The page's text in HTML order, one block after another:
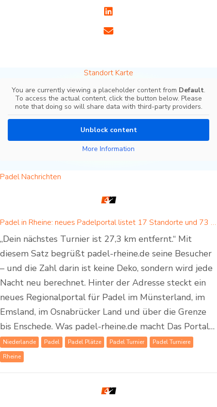
Standort Karte
You are currently viewing a placeholder content from Default.
To access the actual content, click the button below. Please
note that doing so will share data with third-party providers.
Unblock content
More Information
Padel Nachrichten
Padel in Rheine: neues Padelportal listet 17 Standorte und 73 Padel-Courts in Rheine und Umgebung
„Dein nächstes Turnier ist 27,3 km entfernt.“ Mit
diesem Satz begrüßt padel-rheine.de seine Besucher
– und die Zahl darin ist keine Deko, sondern wird jede
Nacht neu berechnet. Hinter der Adresse steckt ein
neues Regionalportal für Padel im Münsterland, im
Emsland, im Osnabrücker Land und über die Grenze
bis Enschede. Was padel-rheine.de macht Das Portal…
Niederlande Padel Padel Plätze Padel Turnier
Padel Turniere
Rheine